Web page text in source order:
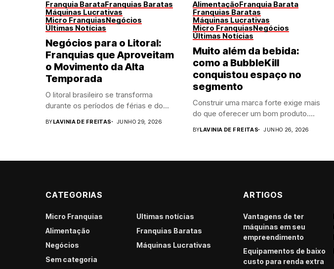
Franquia BarataFranquias Baratas
Máquinas Lucrativas
Micro FranquiasNegócios
Últimas Notícias
Negócios para o Litoral:
Franquias que Aproveitam
o Movimento da Alta
Temporada
O litoral brasileiro se transforma
durante os períodos de férias e do...
BYLAVINIA DE FREITAS JUNHO 29, 2026
AlimentaçãoFranquia Barata
Franquias Baratas
Máquinas Lucrativas
Micro FranquiasNegócios
Últimas Notícias
Muito além da bebida:
como a BubbleKill
conquistou espaço no
segmento
Construir uma marca forte exige mais
do que oferecer um bom produto....
BYLAVINIA DE FREITAS JUNHO 26, 2026
CATEGORIAS
Micro Franquias
Últimas notícias
Alimentação
Franquias Baratas
Negócios
Máquinas Lucrativas
Sem categoria
ARTIGOS
Vantagens de ter
máquinas em seu
empreendimento
Equipamentos de baixo
custo para renda extra